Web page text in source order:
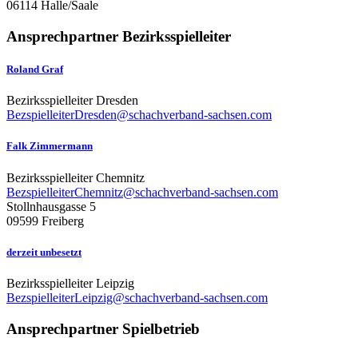
06114 Halle/Saale
Ansprechpartner Bezirksspielleiter
Roland Graf
Bezirksspielleiter Dresden
BezspielleiterDresden@schachverband-sachsen.com
Falk Zimmermann
Bezirksspielleiter Chemnitz
BezspielleiterChemnitz@schachverband-sachsen.com
Stollnhausgasse 5
09599 Freiberg
derzeit unbesetzt
Bezirksspielleiter Leipzig
BezspielleiterLeipzig@schachverband-sachsen.com
Ansprechpartner Spielbetrieb